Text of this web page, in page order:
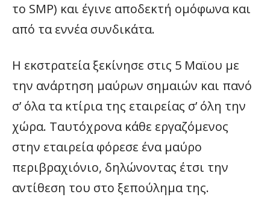
το SMP) και έγινε αποδεκτή ομόφωνα και
από τα εννέα συνδικάτα.
Η εκστρατεία ξεκίνησε στις 5 Μαϊου με
την ανάρτηση μαύρων σημαιών και πανό
σ’ όλα τα κτίρια της εταιρείας σ’ όλη την
χώρα. Ταυτόχρονα κάθε εργαζόμενος
στην εταιρεία φόρεσε ένα μαύρο
περιβραχιόνιο, δηλώνοντας έτσι την
αντίθεση του στο ξεπούλημα της.